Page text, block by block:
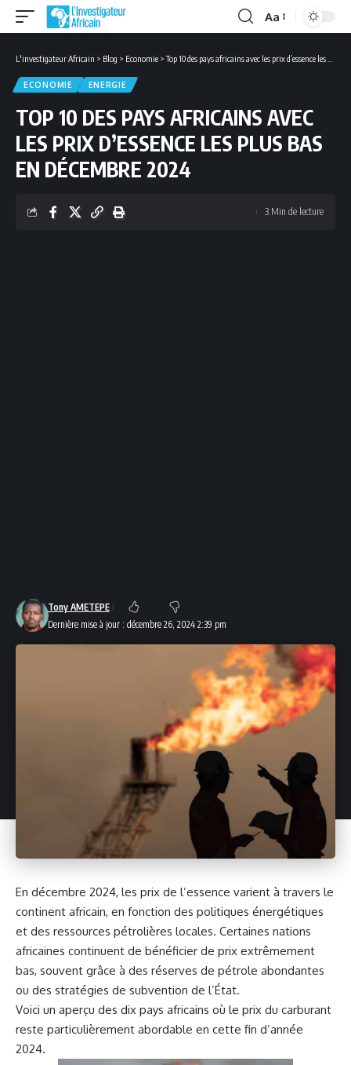
Font
Aa
L'investigateur Africain > Blog > Economie >Top 10 des pays africains avec les prix d’essence les plus bas en décembre 2024
ECONOMIE ENERGIE
TOP 10 DES PAYS AFRICAINS AVEC
LES PRIX D’ESSENCE LES PLUS BAS
EN DÉCEMBRE 2024
Dernière mise à jour : décembre 26, 2024 2:39 pm
Tony AMETEPE
3 Min de lecture
En décembre 2024, les prix de l’essence varient à travers le
continent africain, en fonction des politiques énergétiques
et des ressources pétrolières locales. Certaines nations
africaines continuent de bénéficier de prix extrêmement
bas, souvent grâce à des réserves de pétrole abondantes
ou des stratégies de subvention de l’État.
Voici un aperçu des dix pays africains où le prix du carburant
reste particulièrement abordable en cette fin d’année
2024.